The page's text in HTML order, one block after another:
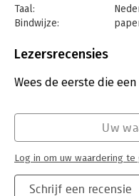
kunt herkennen en
worden binnen de relatie,
Taal:
Bindwijze:
Uitgever:
Verschijningsdatum:
28-
Lezersrecensies
Wees de eerste die
Schrijf een recensie
Uw
Log in om uw waardering te